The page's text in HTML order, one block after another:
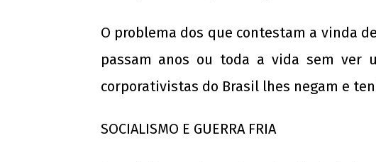
O problema dos que contestam a vinda
passam anos ou toda a vida sem ver
corporativistas do Brasil lhes negam e
SOCIALISMO E GUERRA FRIA